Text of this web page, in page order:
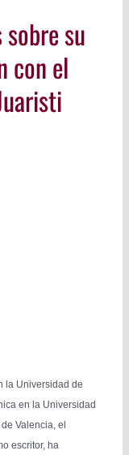
su
con el
la Universidad de
en la Universidad
Valencia, el
escritor, ha